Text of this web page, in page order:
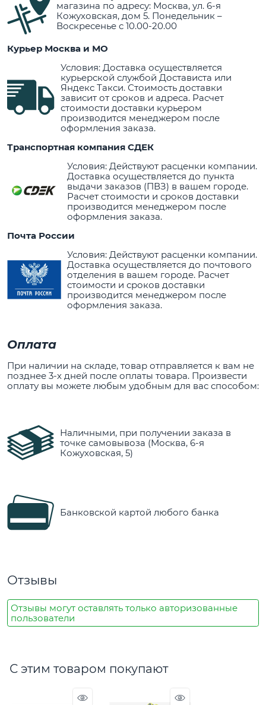
магазина по адресу: Москва, ул. 6-я
Кожуховская, дом 5. Понедельник –
Воскресенье с 10.00-20.00
Курьер Москва и МО
Условия: Доставка осуществляется
курьерской службой Достависта или
Яндекс Такси. Стоимость доставки
зависит от сроков и адреса. Расчет
стоимости доставки курьером
производится менеджером после
оформления заказа.
Транспортная компания СДЕК
Условия: Действуют расценки компании.
Доставка осуществляется до пункта
выдачи заказов (ПВЗ) в вашем городе.
Расчет стоимости и сроков доставки
производится менеджером после
оформления заказа.
Почта России
Условия: Действуют расценки компании.
Доставка осуществляется до почтового
отделения в вашем городе. Расчет
стоимости и сроков доставки
производится менеджером после
оформления заказа.
Оплата
При наличии на складе, товар отправляется к вам не
позднее 3-х дней после оплаты товара. Произвести
оплату вы можете любым удобным для вас способом:
Наличными, при получении заказа в
точке самовывоза (Москва, 6-я
Кожуховская, 5)
Банковской картой любого банка
Отзывы
Отзывы могут оставлять только авторизованные
пользователи
С этим товаром покупают